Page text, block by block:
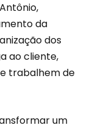
da
dos
ao cliente,
trabalhem de
um